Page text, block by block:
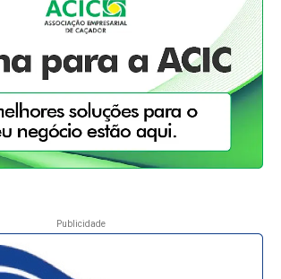
Publicidade